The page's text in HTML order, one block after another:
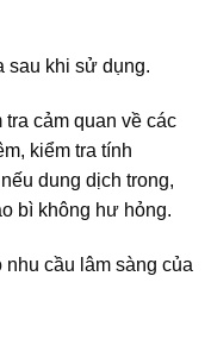
sau khi sử dụng.
cảm quan về các
kiểm tra tính
dung dịch trong,
bì không hư hỏng.
cầu lâm sàng của